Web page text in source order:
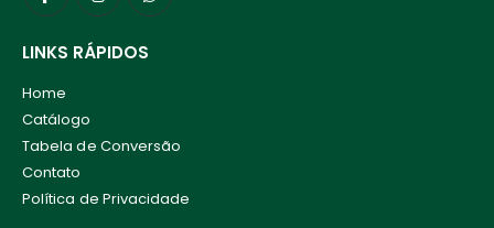
LINKS RÁPIDOS
Home
Catálogo
Tabela de Conversão
Contato
Política de Privacidade